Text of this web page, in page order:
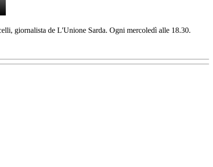
giornalista de L'Unione Sarda. Ogni mercoledì alle 18.30.